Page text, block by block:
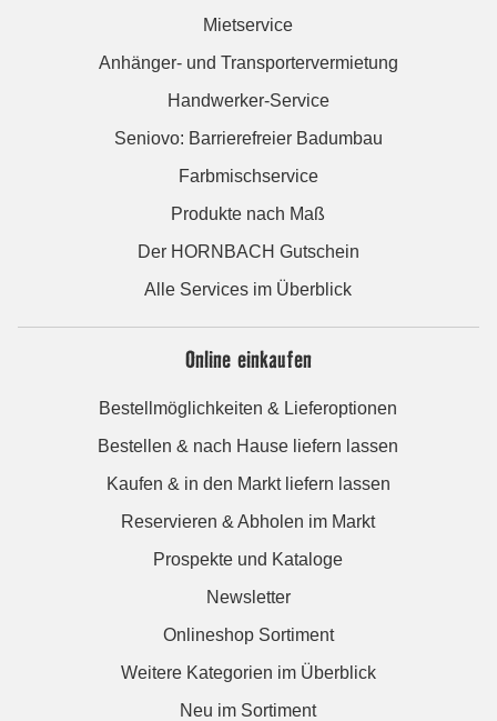
Mietservice
Anhänger- und Transportervermietung
Handwerker-Service
Seniovo: Barrierefreier Badumbau
Farbmischservice
Produkte nach Maß
Der HORNBACH Gutschein
Alle Services im Überblick
Online einkaufen
Bestellmöglichkeiten & Lieferoptionen
Bestellen & nach Hause liefern lassen
Kaufen & in den Markt liefern lassen
Reservieren & Abholen im Markt
Prospekte und Kataloge
Newsletter
Onlineshop Sortiment
Weitere Kategorien im Überblick
Neu im Sortiment